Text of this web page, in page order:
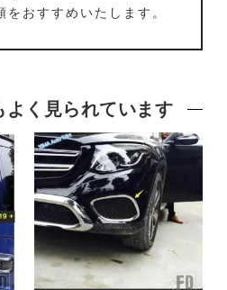
をおすすめいたします。
よく見られています